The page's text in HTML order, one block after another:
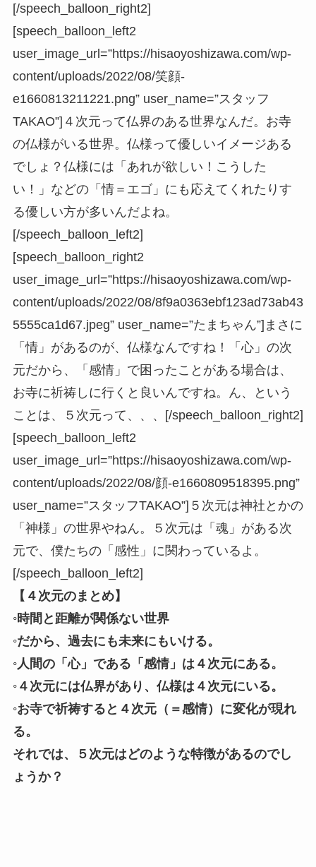
[/speech_balloon_right2]
[speech_balloon_left2
user_image_url=”https://hisaoyoshizawa.com/wp-
content/uploads/2022/08/笑顔-
e1660813211221.png” user_name=”スタッフ
TAKAO”]４次元って仏界のある世界なんだ。お寺
の仏様がいる世界。仏様って優しいイメージある
でしょ？仏様には「あれが欲しい！こうした
い！」などの「情＝エゴ」にも応えてくれたりす
る優しい方が多いんだよね。
[/speech_balloon_left2]
[speech_balloon_right2
user_image_url=”https://hisaoyoshizawa.com/wp-
content/uploads/2022/08/8f9a0363ebf123ad73ab43
5555ca1d67.jpeg” user_name=”たまちゃん”]まさに
「情」があるのが、仏様なんですね！「心」の次
元だから、「感情」で困ったことがある場合は、
お寺に祈祷しに行くと良いんですね。ん、という
ことは、５次元って、、、[/speech_balloon_right2]
[speech_balloon_left2
user_image_url=”https://hisaoyoshizawa.com/wp-
content/uploads/2022/08/顔-e1660809518395.png”
user_name=”スタッフTAKAO”]５次元は神社とかの
「神様」の世界やねん。５次元は「魂」がある次
元で、僕たちの「感性」に関わっているよ。
[/speech_balloon_left2]
【４次元のまとめ】
◦時間と距離が関係ない世界
◦だから、過去にも未来にもいける。
◦人間の「心」である「感情」は４次元にある。
◦４次元には仏界があり、仏様は４次元にいる。
◦お寺で祈祷すると４次元（＝感情）に変化が現れ
る。
それでは、５次元はどのような特徴があるのでし
ょうか？